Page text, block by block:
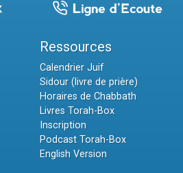
Ressources
Calendrier Juif
Sidour (livre de prière)
Horaires de Chabbath
Livres Torah-Box
Inscription
Podcast Torah-Box
English Version